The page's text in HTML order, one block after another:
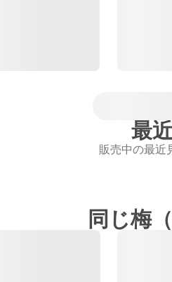
最
販売中の最近
同じ梅